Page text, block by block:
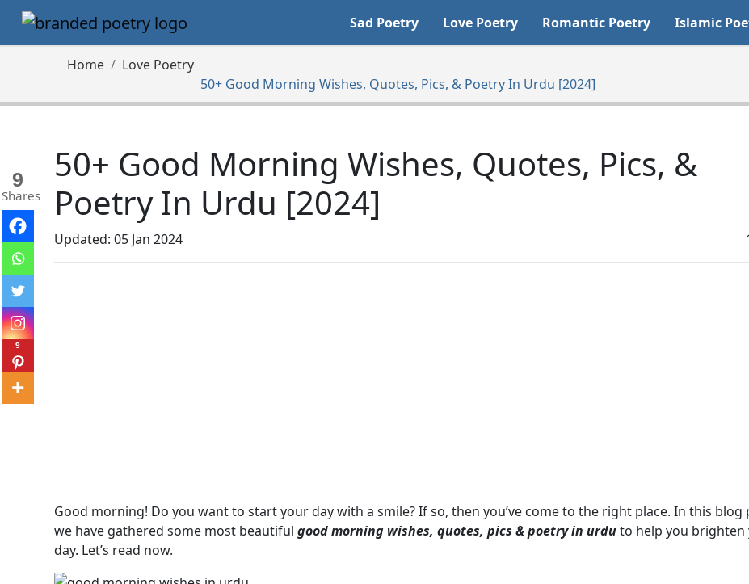
Sad Poetry Love Poetry Romantic Poetry Islamic
Home
Love Poetry
50+ Good Morning Wishes, Quotes, Pics, & Poetry In Urdu [2024]
50+ Good Morning Wishes, Quotes, Pics, &
Poetry In Urdu [2024]
Updated: 05 Jan 2024
Good morning! Do you want to start your day with a smile? If so, then you’ve come to the right place. In this blog
we have gathered some most beautifulgood morning wishes, quotes, pics & poetry in urduto help you brighten
day. Let’s read now.
9
Shares
9